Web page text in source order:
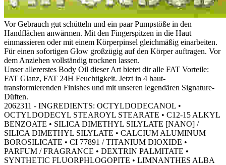
Vor Gebrauch gut schütteln und ein paar Pumpstöße in den
Handflächen anwärmen. Mit den Fingerspitzen in die Haut
einmassieren oder mit einem Körperpinsel gleichmäßig einarbeiten.
Für einen sofortigen Glow großzügig auf den Körper auftragen. Vor
dem Anziehen vollständig trocknen lassen.
Unser allererstes Body Oil dieser Art bietet dir alle FAT Vorteile:
FAT Glanz, FAT 24H Feuchtigkeit. Jetzt in 4 haut-
transformierenden Finishes und mit unseren legendären Signature-
Düften.
2062311 - INGREDIENTS: OCTYLDODECANOL •
OCTYLDODECYL STEAROYL STEARATE • C12-15 ALKYL
BENZOATE • SILICA DIMETHYL SILYLATE [NANO] /
SILICA DIMETHYL SILYLATE • CALCIUM ALUMINUM
BOROSILICATE • CI 77891 / TITANIUM DIOXIDE •
PARFUM / FRAGRANCE • DEXTRIN PALMITATE •
SYNTHETIC FLUORPHLOGOPITE • LIMNANTHES ALBA